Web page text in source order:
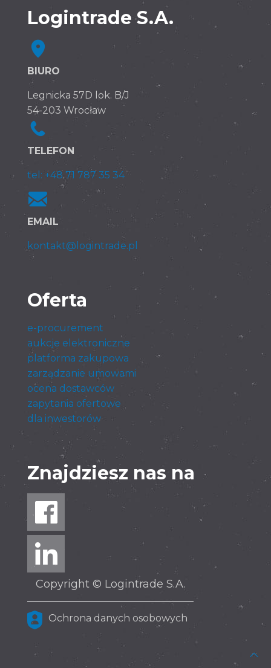
Logintrade S.A.
BIURO
Legnicka 57D lok. B/J
54-203 Wrocław
TELEFON
tel: +48 71 787 35 34
EMAIL
kontakt@logintrade.pl
Oferta
e-procurement
aukcje elektroniczne
platforma zakupowa
zarządzanie umowami
ocena dostawców
zapytania ofertowe
dla inwestorów
Znajdziesz nas na
Copyright © Logintrade S.A.
Ochrona danych osobowych